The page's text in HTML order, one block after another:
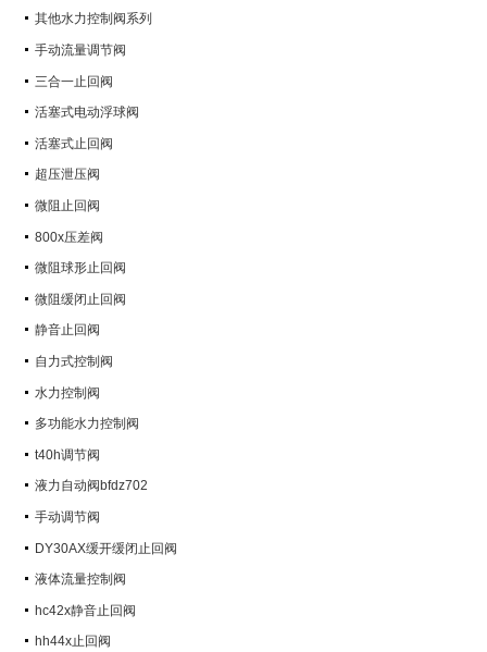
其他水力控制阀系列
手动流量调节阀
三合一止回阀
活塞式电动浮球阀
活塞式止回阀
超压泄压阀
微阻止回阀
800x压差阀
微阻球形止回阀
微阻缓闭止回阀
静音止回阀
自力式控制阀
水力控制阀
多功能水力控制阀
t40h调节阀
液力自动阀bfdz702
手动调节阀
DY30AX缓开缓闭止回阀
液体流量控制阀
hc42x静音止回阀
hh44x止回阀